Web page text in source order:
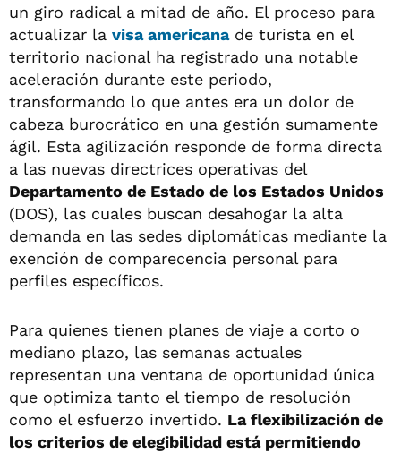
un giro radical a mitad de año. El proceso para
actualizar la visa americanade turista en el
territorio nacional ha registrado una notable
aceleración durante este periodo,
transformando lo que antes era un dolor de
cabeza burocrático en una gestión sumamente
ágil. Esta agilización responde de forma directa
a las nuevas directrices operativas del
Departamento de Estado de los Estados Unidos
(DOS), las cuales buscan desahogar la alta
demanda en las sedes diplomáticas mediante la
exención de comparecencia personal para
perfiles específicos.
Para quienes tienen planes de viaje a corto o
mediano plazo, las semanas actuales
representan una ventana de oportunidad única
que optimiza tanto el tiempo de resolución
como el esfuerzo invertido. La flexibilización de
los criterios de elegibilidad está permitiendo